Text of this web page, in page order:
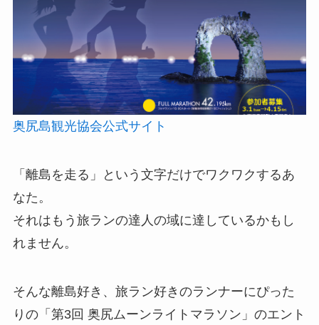
奥尻島観光協会公式サイト
「離島を走る」という文字だけでワクワクするあ
なた。
それはもう旅ランの達人の域に達しているかもし
れません。
そんな離島好き、旅ラン好きのランナーにぴった
りの「第3回 奥尻ムーンライトマラソン」のエント